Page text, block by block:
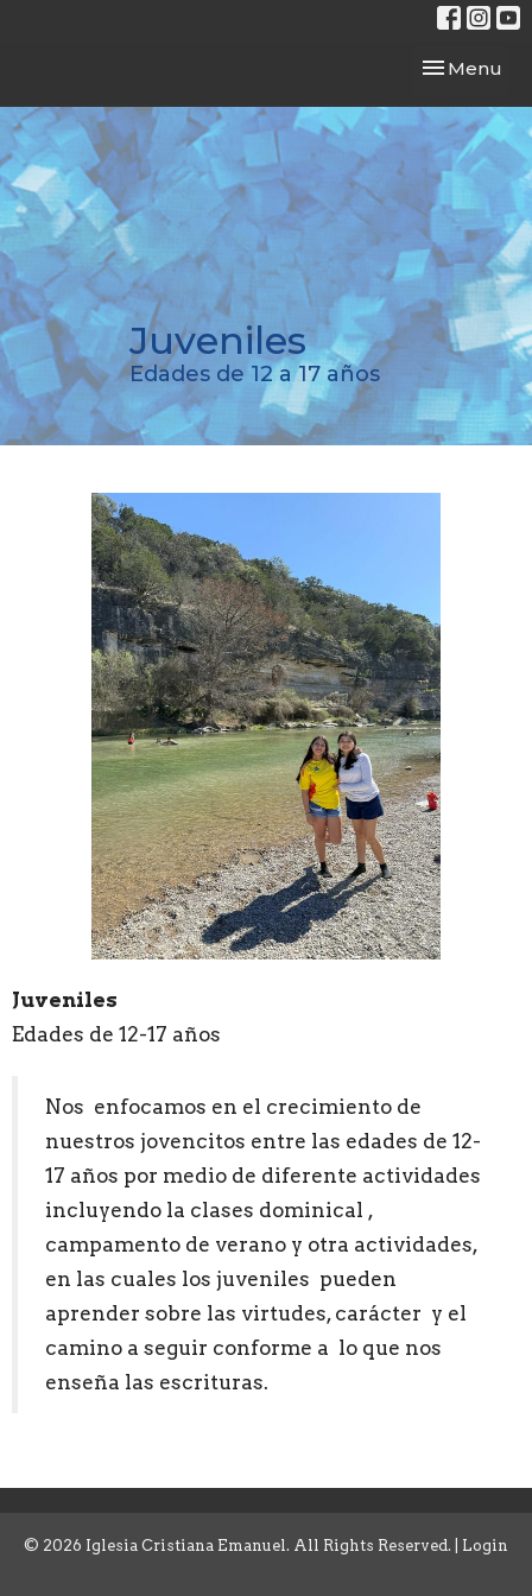
Toggle
Menu
Juveniles
Edades de 12 a 17 años
Juveniles
Edades de 12-17 años
Nos enfocamos en el crecimiento de
nuestros jovencitos entre las edades de 12-
17 años por medio de diferente actividades
incluyendo la clases dominical ,
campamento de verano y otra actividades,
en las cuales los juveniles pueden
aprender sobre las virtudes, carácter y el
camino a seguir conforme a lo que nos
enseña las escrituras.
© 2026 Iglesia Cristiana Emanuel. All Rights Reserved. | Login